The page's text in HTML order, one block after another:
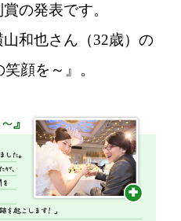
の発表です。
山和也さん （32歳）の
顔を～』 。